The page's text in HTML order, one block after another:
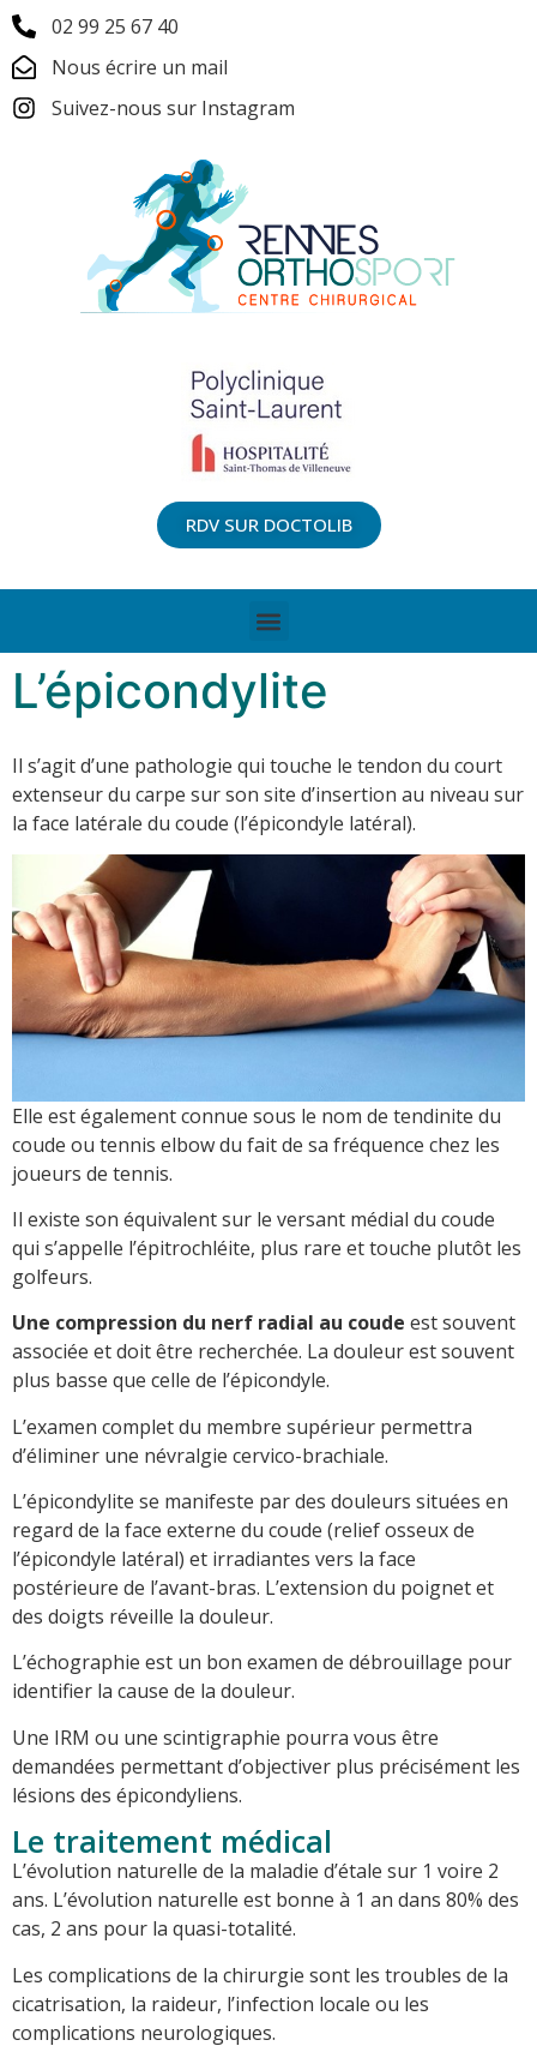
02 99 25 67 40
Nous écrire un mail
Suivez-nous sur Instagram
RDV SUR DOCTOLIB
L’épicondylite
Il s’agit d’une pathologie qui touche le tendon du court
extenseur du carpe sur son site d’insertion au niveau sur
la face latérale du coude (l’épicondyle latéral).
Elle est également connue sous le nom de tendinite du
coude ou tennis elbow du fait de sa fréquence chez les
joueurs de tennis.
Il existe son équivalent sur le versant médial du coude
qui s’appelle l’épitrochléite, plus rare et touche plutôt les
golfeurs.
Une compression du nerf radial au coude est souvent
associée et doit être recherchée. La douleur est souvent
plus basse que celle de l’épicondyle.
L’examen complet du membre supérieur permettra
d’éliminer une névralgie cervico-brachiale.
L’épicondylite se manifeste par des douleurs situées en
regard de la face externe du coude (relief osseux de
l’épicondyle latéral) et irradiantes vers la face
postérieure de l’avant-bras. L’extension du poignet et
des doigts réveille la douleur.
L’échographie est un bon examen de débrouillage pour
identifier la cause de la douleur.
Une IRM ou une scintigraphie pourra vous être
demandées permettant d’objectiver plus précisément les
lésions des épicondyliens.
Le traitement médical
L’évolution naturelle de la maladie d’étale sur 1 voire 2
ans. L’évolution naturelle est bonne à 1 an dans 80% des
cas, 2 ans pour la quasi-totalité.
Les complications de la chirurgie sont les troubles de la
cicatrisation, la raideur, l’infection locale ou les
complications neurologiques.